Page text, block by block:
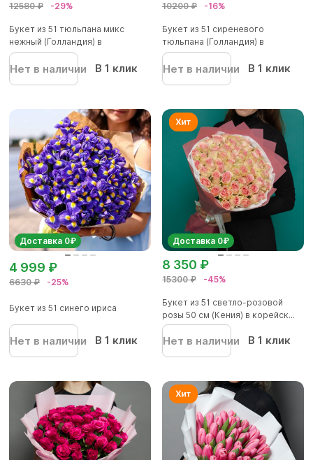
12580 ₽ -29%
Букет из 51 тюльпана микс
нежный (Голландия) в
фоамиран...
Нет в наличии В 1 клик
10200 ₽ -16%
Букет из 51 сиреневого
тюльпана (Голландия) в
корейской...
Нет в наличии В 1 клик
Доставка 0₽
6630 ₽ -25%
4 999 ₽
Букет из 51 синего ириса
Нет в наличии В 1 клик
Доставка 0₽
15300 ₽ -45%
8 350 ₽
Букет из 51 светло-розовой
розы 50 см (Кения) в корейск...
Нет в наличии В 1 клик